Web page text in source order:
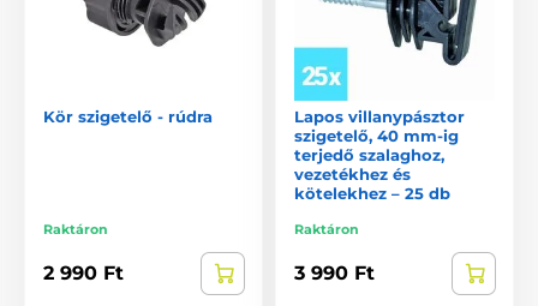
Kör szigetelő - rúdra
Raktáron
2 990 Ft
Lapos villanypásztor
szigetelő, 40 mm-ig
terjedő szalaghoz,
vezetékhez és
kötelekhez – 25 db
Raktáron
3 990 Ft